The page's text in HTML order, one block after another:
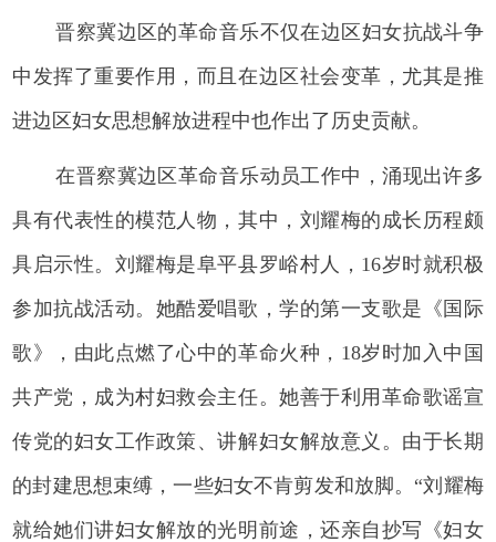
晋察冀边区的革命音乐不仅在边区妇女抗战斗争
中发挥了重要作用，而且在边区社会变革，尤其是推
进边区妇女思想解放进程中也作出了历史贡献。
在晋察冀边区革命音乐动员工作中，涌现出许多
具有代表性的模范人物，其中，刘耀梅的成长历程颇
具启示性。刘耀梅是阜平县罗峪村人，16岁时就积极
参加抗战活动。她酷爱唱歌，学的第一支歌是《国际
歌》，由此点燃了心中的革命火种，18岁时加入中国
共产党，成为村妇救会主任。她善于利用革命歌谣宣
传党的妇女工作政策、讲解妇女解放意义。由于长期
的封建思想束缚，一些妇女不肯剪发和放脚。“刘耀梅
就给她们讲妇女解放的光明前途，还亲自抄写《妇女